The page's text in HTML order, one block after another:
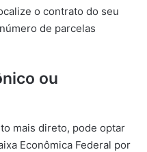
o contrato do seu
de parcelas
ou
mais direto, pode optar
Econômica Federal por